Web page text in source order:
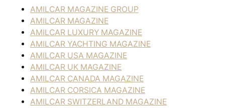
AMILCAR MAGAZINE GROUP
AMILCAR MAGAZINE
AMILCAR LUXURY MAGAZINE
AMILCAR YACHTING MAGAZINE
AMILCAR USA MAGAZINE
AMILCAR UK MAGAZINE
AMILCAR CANADA MAGAZINE
AMILCAR CORSICA MAGAZINE
AMILCAR SWITZERLAND MAGAZINE